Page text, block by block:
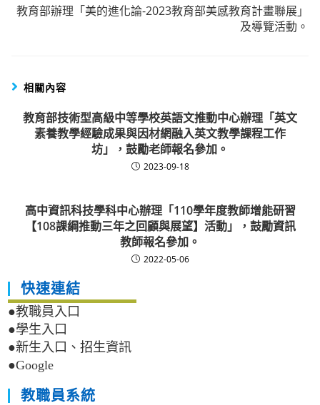
教育部辦理「美的進化論-2023教育部美感教育計畫聯展」
及導覽活動。
相關內容
教育部技術型高級中等學校英語文推動中心辦理「英文
素養教學經驗成果與因材網融入英文教學課程工作
坊」，鼓勵老師報名參加。
2023-09-18
高中資訊科技學科中心辦理「110學年度教師增能研習
【108課綱推動三年之回顧與展望】活動」，鼓勵資訊
教師報名參加。
2022-05-06
快速連結
●教職員入口
●學生入口
●新生入口、招生資訊
●Google
教職員系統